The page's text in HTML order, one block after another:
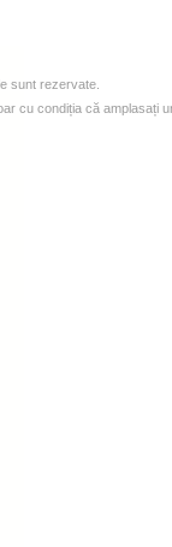
sunt rezervate.
cu condiția că amplasați